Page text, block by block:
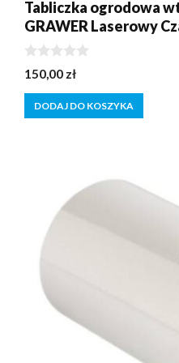
Tabliczka ogrodowa
GRAWER Laserowy
0
z
5
150,00 zł
DODAJ DO KOSZYKA